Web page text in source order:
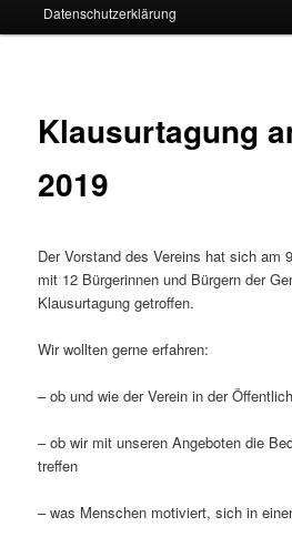
Datenschutzerklärung
Klausurtagung
2019
Der Vorstand des Vereins hat sich am
mit 12 Bürgerinnen und Bürgern der
Klausurtagung getroffen.
Wir wollten gerne erfahren:
– ob und wie der Verein in der
– ob wir mit unseren Angeboten die
treffen
– was Menschen motiviert, sich in